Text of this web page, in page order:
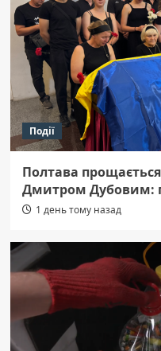
Події
Полтава
Дмитром Дубовим:
1 день тому назад